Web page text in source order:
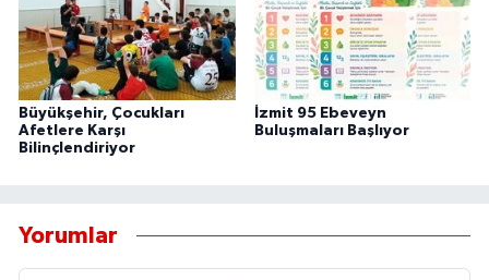
Büyükşehir, Çocukları
Afetlere Karşı
Bilinçlendiriyor
İzmit 95 Ebeveyn
Buluşmaları Başlıyor
Yorumlar